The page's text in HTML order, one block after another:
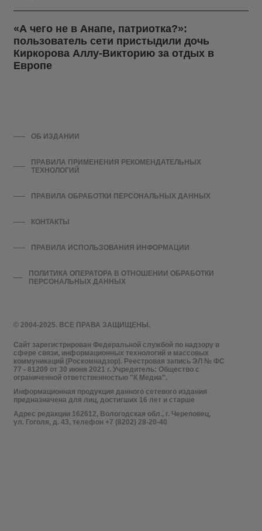
«А чего не в Анапе, патриотка?»:
пользователь сети пристыдили дочь
Киркорова Аллу-Викторию за отдых в
Европе
© 2004-2025. ВСЕ ПРАВА ЗАЩИЩЕНЫ.
Сайт зарегистрирован Федеральной службой по надзору в
сфере связи, информационных технологий и массовых
коммуникаций (Роскомнадзор). Реестровая запись ЭЛ № ФС
77 - 81209 от 30 июня 2021 г. Учредитель: Общество с
ограниченной ответственностью "К Медиа".
Информационная продукция данного сетевого издания
предназначена для лиц, достигших 16 лет и старше
Адрес редакции 162612, Вологодская обл., г. Череповец,
ул. Гоголя, д. 43, телефон +7 (8202) 28-20-40
ОБ ИЗДАНИИ
ПРАВИЛА ПРИМЕНЕНИЯ РЕКОМЕНДАТЕЛЬНЫХ
ТЕХНОЛОГИЙ
ПРАВИЛА ОБРАБОТКИ ПЕРСОНАЛЬНЫХ ДАННЫХ
КОНТАКТЫ
ПРАВИЛА ИСПОЛЬЗОВАНИЯ ИНФОРМАЦИИ
ПОЛИТИКА ОПЕРАТОРА В ОТНОШЕНИИ ОБРАБОТКИ
ПЕРСОНАЛЬНЫХ ДАННЫХ